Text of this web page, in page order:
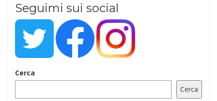
Seguimi sui social
Cerca
Cerca